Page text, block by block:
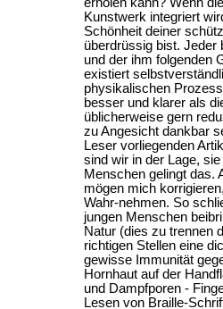
Kunstwerk integriert
Schönheit deiner
überdrüssig bist. Jeder
und der ihm folgenden
existiert
physikalischen
besser und klarer als
üblicherweise gern
zu Angesicht dankbar
Leser vorliegenden
sind wir in der Lage,
Menschen gelingt das.
mögen mich
Wahr-nehmen. So
jungen Menschen
Natur (dies zu trennen
richtigen Stellen eine
gewisse Immunität
Hornhaut auf der
und Dampfporen -
Lesen von Braille-